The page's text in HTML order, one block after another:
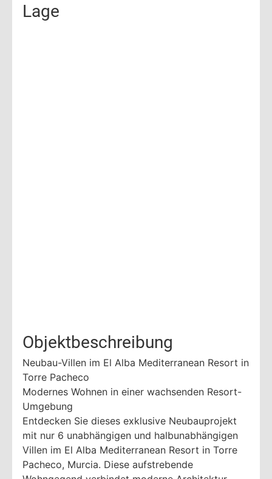
Lage
Objektbeschreibung
Neubau-Villen im El Alba Mediterranean Resort in
Torre Pacheco
Modernes Wohnen in einer wachsenden Resort-
Umgebung
Entdecken Sie dieses exklusive Neubauprojekt
mit nur 6 unabhängigen und halbunabhängigen
Villen im El Alba Mediterranean Resort in Torre
Pacheco, Murcia. Diese aufstrebende